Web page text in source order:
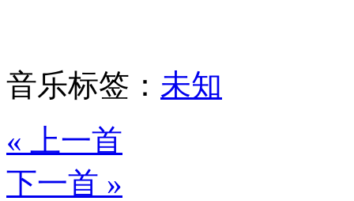
音乐标签： 未知
« 上一首
下一首 »